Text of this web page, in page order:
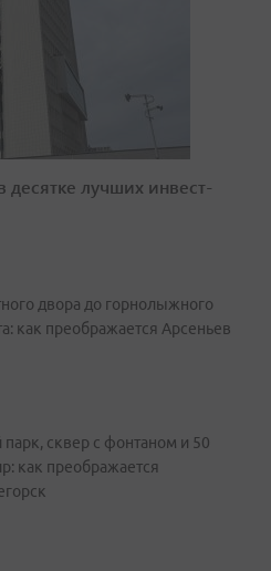
лучших инвест-
двора до горнолыжного
как преображается Арсеньев
сквер с фонтаном и 50
как преображается